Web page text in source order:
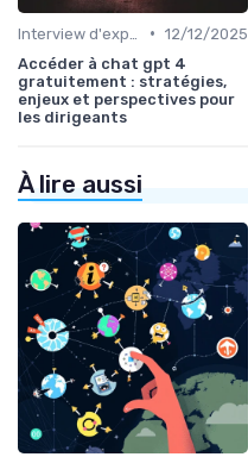
• 12/12/2025
Accéder à chat gpt 4
gratuitement : stratégies,
enjeux et perspectives pour
les dirigeants
À lire aussi